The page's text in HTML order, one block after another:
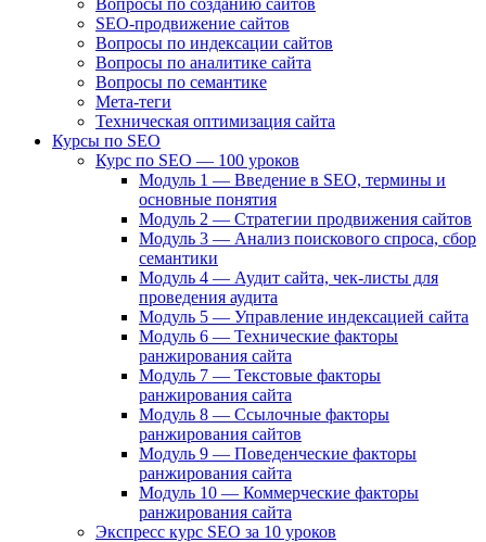
Вопросы по созданию сайтов
SEO-продвижение сайтов
Вопросы по индексации сайтов
Вопросы по аналитике сайта
Вопросы по семантике
Мета-теги
Техническая оптимизация сайта
Курсы по SEO
Курс по SEO — 100 уроков
Модуль 1 — Введение в SEO, термины и
основные понятия
Модуль 2 — Стратегии продвижения сайтов
Модуль 3 — Анализ поискового спроса, сбор
семантики
Модуль 4 — Аудит сайта, чек-листы для
проведения аудита
Модуль 5 — Управление индексацией сайта
Модуль 6 — Технические факторы
ранжирования сайта
Модуль 7 — Текстовые факторы
ранжирования сайта
Модуль 8 — Ссылочные факторы
ранжирования сайтов
Модуль 9 — Поведенческие факторы
ранжирования сайта
Модуль 10 — Коммерческие факторы
ранжирования сайта
Экспресс курс SEO за 10 уроков